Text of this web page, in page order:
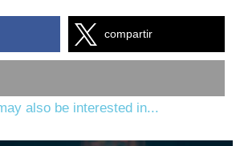
compartir
also be interested in...